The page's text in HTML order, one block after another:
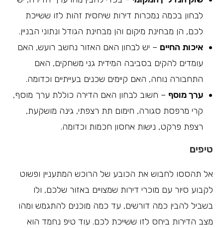
לבחון בכמה נמכרות דירות שיחסית זהות לזו ששייכת
לכם, הן מבחינת מיקום והן מבחינת הגודל ונתוני הבניין.
איכות החיים – יש לבחון האם האזור נחשב רועש, האם
עומדים להקים בסביבה המידית גני משחקים, האם
התחבורה נוחה, האם קיימים שכנים בעייתיים וכדומה.
ערך מוסף – חשוב לבחון האם הדירה כוללת ערך מוסף,
קרי מרפסת סגורה, חימום תת רצפתי, גינה מושקעת,
רצפת פרקט, נישות אחסון חכמות וכדומה.
טיפים
אל תהססו לחבוש את הכובע של הרוכש המתעניין ופשוט
לקבוע סיור עם מוכרי דירות שמצויים באזור שלכם, ולו
בשביל להבין כמה דורשים, עד כמה מוכנים להתגמש ומהו
מצב הדירות ביחס לזו ששייכת לכם. עוד טיפ נחמד הוא